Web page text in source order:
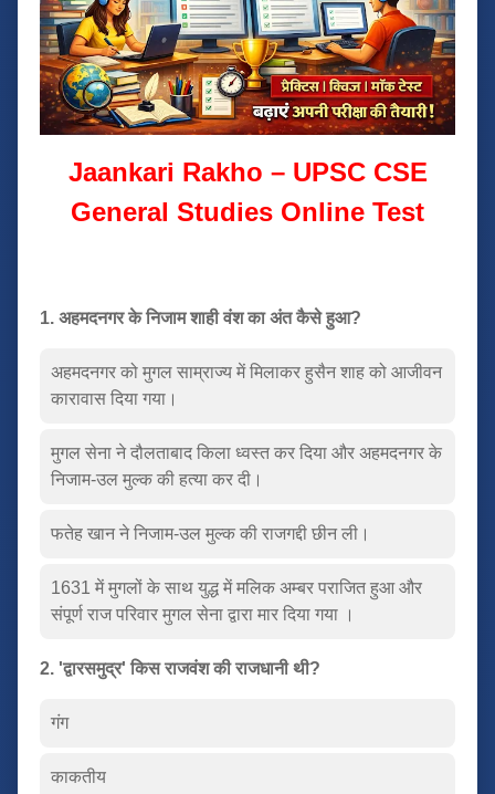
Jaankari Rakho – UPSC CSE
General Studies Online Test
1. अहमदनगर के निजाम शाही वंश का अंत कैसे हुआ?
अहमदनगर को मुगल साम्राज्य में मिलाकर हुसैन शाह को आजीवन
कारावास दिया गया।
मुगल सेना ने दौलताबाद किला ध्वस्त कर दिया और अहमदनगर के
निजाम-उल मुल्क की हत्या कर दी।
फतेह खान ने निजाम-उल मुल्क की राजगद्दी छीन ली।
1631 में मुगलों के साथ युद्ध में मलिक अम्बर पराजित हुआ और
संपूर्ण राज परिवार मुगल सेना द्वारा मार दिया गया ।
2. 'द्वारसमुद्र' किस राजवंश की राजधानी थी?
गंग
काकतीय